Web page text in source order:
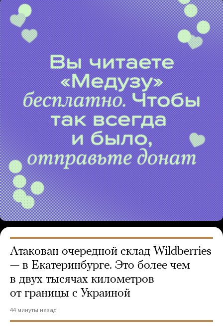
Атакован очередной склад Wildberries
— в Екатеринбурге. Это более чем
в двух тысячах километров
от границы с Украиной
44 минуты назад